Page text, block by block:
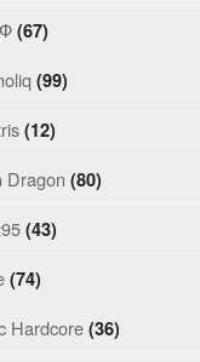
(67)
(99)
(12)
Dragon (80)
(43)
(74)
Hardcore (36)